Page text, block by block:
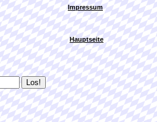
Impressum
Hauptseite